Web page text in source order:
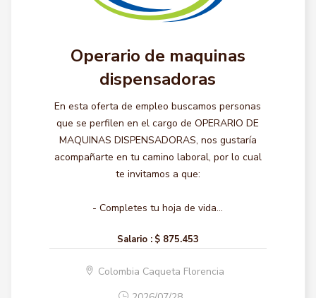
Operario de maquinas
dispensadoras
En esta oferta de empleo buscamos personas
que se perfilen en el cargo de OPERARIO DE
MAQUINAS DISPENSADORAS, nos gustaría
acompañarte en tu camino laboral, por lo cual
te invitamos a que:
- Completes tu hoja de vida...
Salario : $ 875.453
Colombia Caqueta Florencia